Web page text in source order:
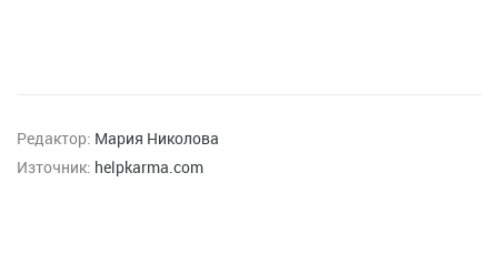
Редактор: Мария Николова
Източник: helpkarma.com